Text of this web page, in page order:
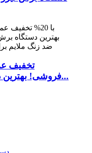
فروشی! بهترین دستگاه برش لیزر فیبر...